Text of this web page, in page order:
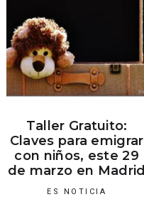
Taller Gratuito:
Claves para emigrar
con niños, este 29
de marzo en Madrid
ES NOTICIA